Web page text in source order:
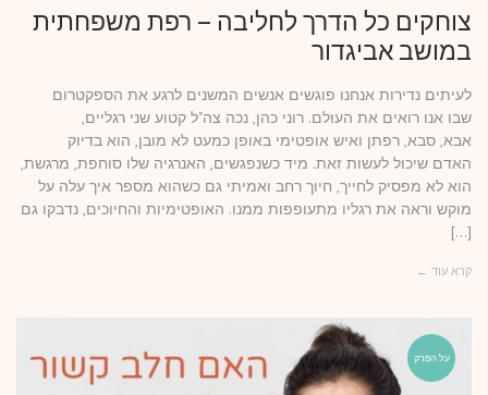
צוחקים כל הדרך לחליבה – רפת משפחתית
במושב אביגדור
לעיתים נדירות אנחנו פוגשים אנשים המשנים לרגע את הספקטרום
שבו אנו רואים את העולם. רוני כהן, נכה צה"ל קטוע שני רגליים,
אבא, סבא, רפתן ואיש אופטימי באופן כמעט לא מובן, הוא בדיוק
האדם שיכול לעשות זאת. מיד כשנפגשים, האנרגיה שלו סוחפת, מרגשת,
הוא לא מפסיק לחייך, חיוך רחב ואמיתי גם כשהוא מספר איך עלה על
מוקש וראה את רגליו מתעופפות ממנו. האופטימיות והחיוכים, נדבקו גם
[…]
קרא עוד ←
על הפרק